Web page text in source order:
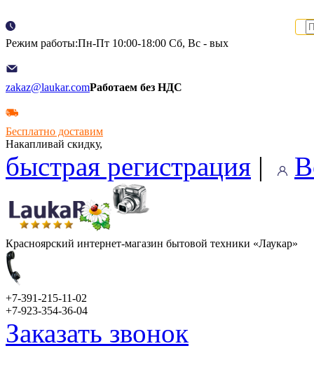
Режим работы:Пн-Пт 10:00-18:00 Сб, Вс - вых
zakaz@laukar.comРаботаем без НДС
Бесплатно доставим
Накапливай скидку,
быстрая регистрация |
Красноярский интернет-магазин бытовой техники «Лаукар»
+7-391-215-11-02
+7-923-354-36-04
Заказать звонок